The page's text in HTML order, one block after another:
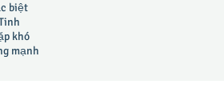
biệt
khó
mạnh